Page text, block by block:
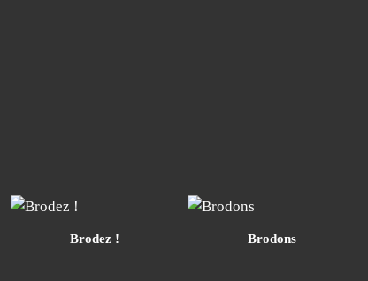
Brodez ! Brodons